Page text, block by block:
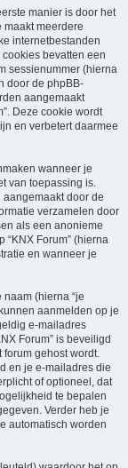
manier is door het
maakt meerdere
internetbestanden
bevatten een
sessienummer (hierna
door de phpBB-
aangemaakt
Deze cookie wordt
en verbetert daarmee
wanneer je
van toepassing is.
aangemaakt door de
verzamelen door
als een anonieme
“KNX Forum” (hierna
en wanneer je
(hierna “je
aanmelden op je
e-mailadres
Forum” is beveiligd
gehost wordt.
en je e-mailadres die
of optioneel, dat
te bepalen
Verder heb je
automatisch worden